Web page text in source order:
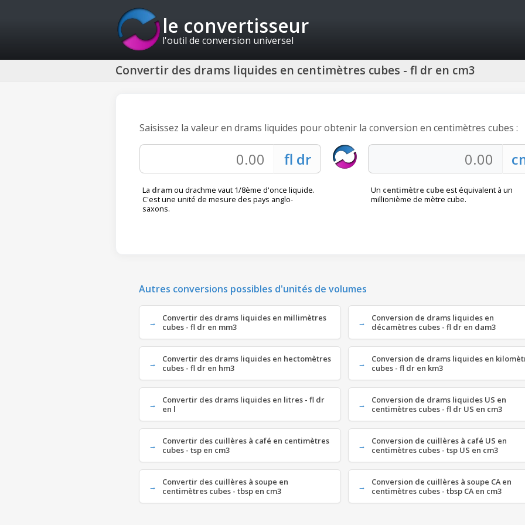
le convertisseur
l'outil de conversion universel
Convertir des drams liquides en centimètres cubes - fl dr en cm3
Saisissez la valeur en drams liquides pour obtenir la conversion en centimètres cubes :
La dramou drachme vaut 1/8ème d'once liquide.
C'est une unité de mesure des pays anglo-
saxons.
Un centimètre cube est équivalent à un
millionième de mètre cube.
Autres conversions possibles d'unités de volumes
Convertir des drams liquides en millimètres
cubes - fl dr en mm3
Conversion de drams liquides en
décamètres cubes - fl dr en dam3
Convertir des drams liquides en hectomètres
cubes - fl dr en hm3
Conversion de drams liquides en
cubes - fl dr en km3
Convertir des drams liquides en litres - fl dr
en l
Conversion de drams liquides US en
centimètres cubes - fl dr US en cm3
Convertir des cuillères à café en centimètres
cubes - tsp en cm3
Conversion de cuillères à café US en
centimètres cubes - tsp US en cm3
Convertir des cuillères à soupe en
centimètres cubes - tbsp en cm3
Conversion de cuillères à soupe CA en
centimètres cubes - tbsp CA en cm3